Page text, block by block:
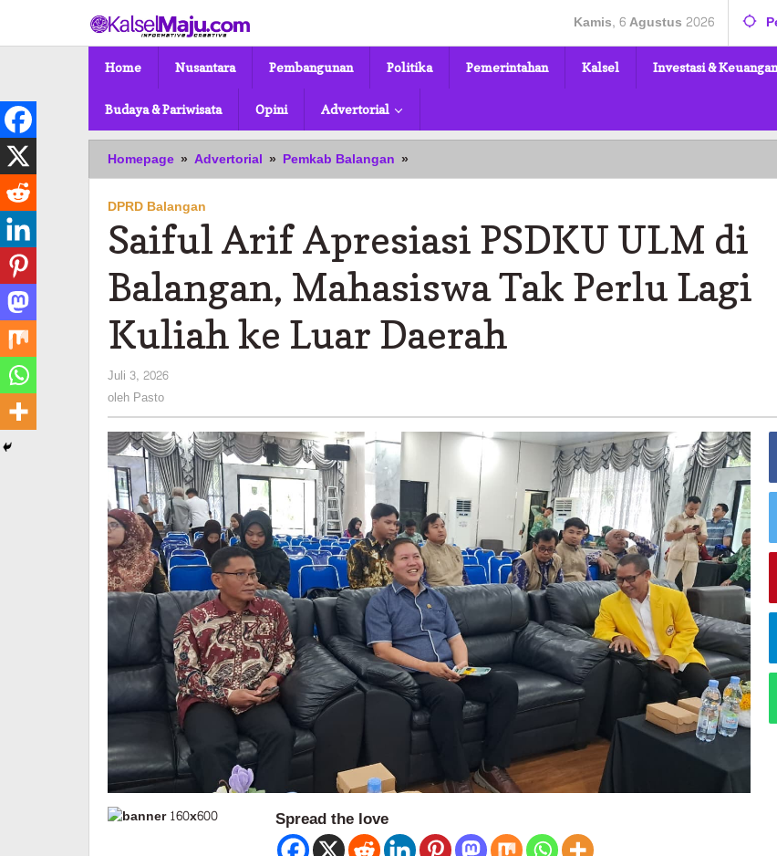
konten
Kamis, 6 Agustus 2026
Home Nusantara Pembangunan Politika Pemerintahan Kalsel Investasi & Keuangan
Budaya & Pariwisata Opini Advertorial
Homepage » Advertorial » Pemkab Balangan »
Arif
ULM
di
Balangan,
Mahasiswa
Perlu
Lagi
Daerah
DPRD Balangan
Saiful Arif Apresiasi PSDKU ULM di
Balangan, Mahasiswa Tak Perlu Lagi
Kuliah ke Luar Daerah
Juli 3, 2026
oleh Pasto
Spread the love